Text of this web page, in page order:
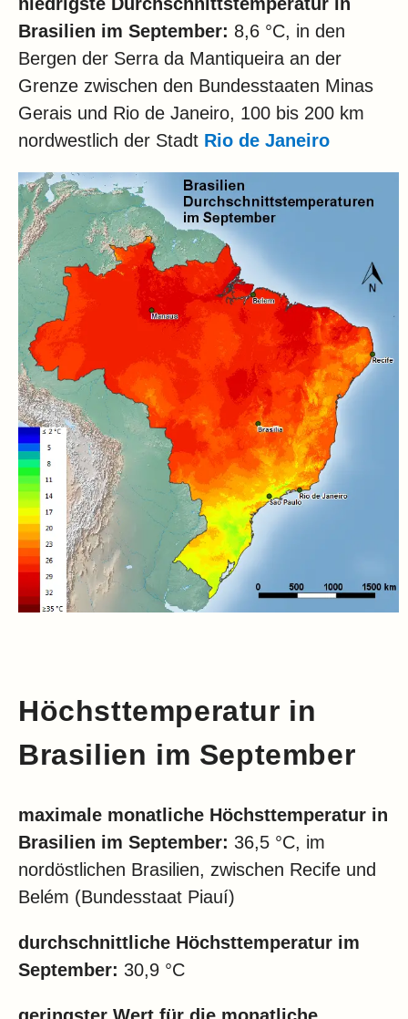
Brasilien im September: 8,6 °C, in den
Bergen der Serra da Mantiqueira an der
Grenze zwischen den Bundesstaaten Minas
Gerais und Rio de Janeiro, 100 bis 200 km
nordwestlich der Stadt Rio de Janeiro
Höchsttemperatur in
Brasilien im September
maximale monatliche Höchsttemperatur in
Brasilien im September: 36,5 °C, im
nordöstlichen Brasilien, zwischen Recife und
Belém (Bundesstaat Piauí)
durchschnittliche Höchsttemperatur im
September: 30,9 °C